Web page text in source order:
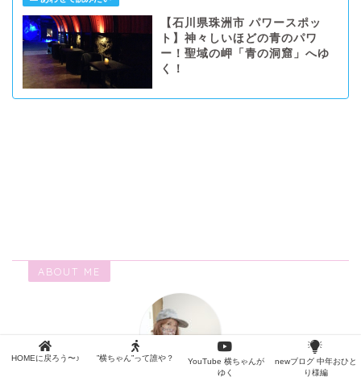
【石川県珠洲市 パワースポッ
ト】神々しいほどの青のパワ
ー！聖域の岬「青の洞窟」へゆ
く！
ABOUT ME
HOMEに戻ろう〜♪ ”横ちゃん”って誰や？
YouTube 横ちゃんが
ゆく
newブログ 中年おひと
り様編